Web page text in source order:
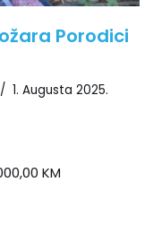
Porodici
1. Augusta 2025.
KM